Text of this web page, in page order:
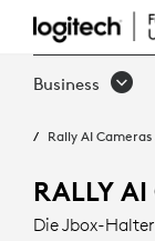
RALLY
AIBusiness
Rally AI
RALLY
Die Jbox-